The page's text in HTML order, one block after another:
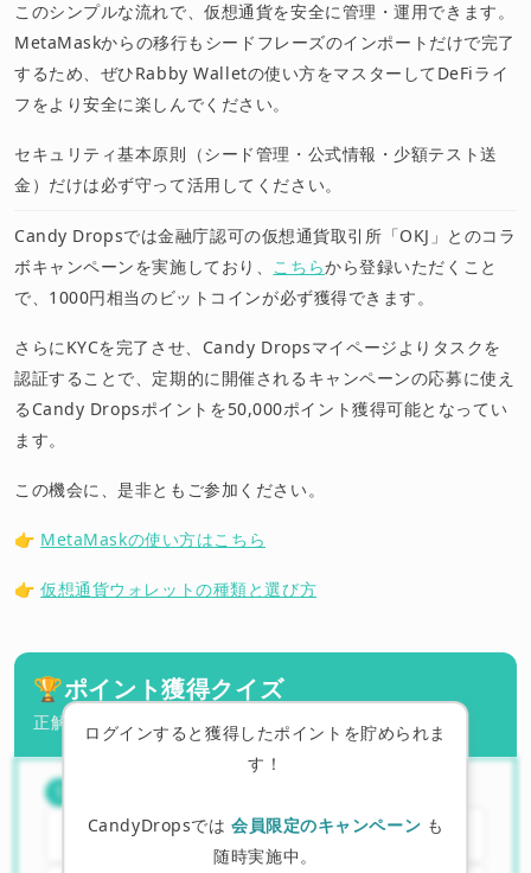
このシンプルな流れで、仮想通貨を安全に管理・運用できます。
MetaMaskからの移行もシードフレーズのインポートだけで完了
するため、ぜひRabby Walletの使い方をマスターしてDeFiライ
フをより安全に楽しんでください。
セキュリティ基本原則（シード管理・公式情報・少額テスト送
金）だけは必ず守って活用してください。
Candy Dropsでは金融庁認可の仮想通貨取引所「OKJ」とのコラ
ボキャンペーンを実施しており、 こちらから登録いただくこと
で、1000円相当のビットコインが必ず獲得できます。
さらにKYCを完了させ、Candy Dropsマイページよりタスクを
認証することで、定期的に開催されるキャンペーンの応募に使え
るCandy Dropsポイントを50,000ポイント獲得可能となってい
ます。
この機会に、是非ともご参加ください。
👉 MetaMaskの使い方はこちら
👉仮想通貨ウォレットの種類と選び方
ログインすると獲得したポイントを貯められま
す！
CandyDropsでは 会員限定のキャンペーン も
随時実施中。
🏆ポイント獲得クイズ
正解したらポイントを獲得できます！
1
A. MetaMask社